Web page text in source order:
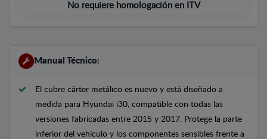
No requiere homologación en ITV
Manual Técnico:
El cubre cárter metálico es nuevo y está diseñado a
medida para Hyundai i30, compatible con todas las
versiones fabricadas entre 2015 y 2017. Protege la parte
inferior del vehículo y los componentes sensibles frente a